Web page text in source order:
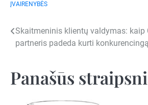
ĮVAIRENYBĖS
Navigacija
tarp
įrašų
Skaitmeninis klientų valdymas: kaip
partneris padeda kurti
Panašūs